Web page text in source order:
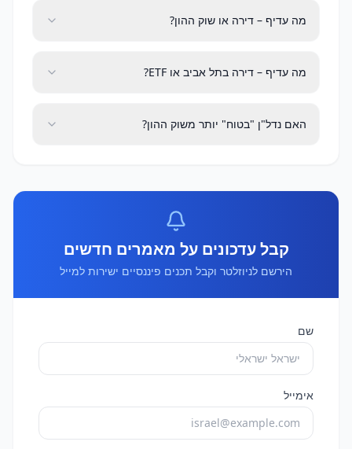
מה עדיף – דירה או שוק ההון?
מה עדיף – דירה בתל אביב או ETF?
האם נדל"ן "בטוח" יותר משוק ההון?
קבל עדכונים על מאמרים חדשים
הירשם לניוזלטר וקבל תכנים פיננסיים ישירות למייל
שם
אימייל